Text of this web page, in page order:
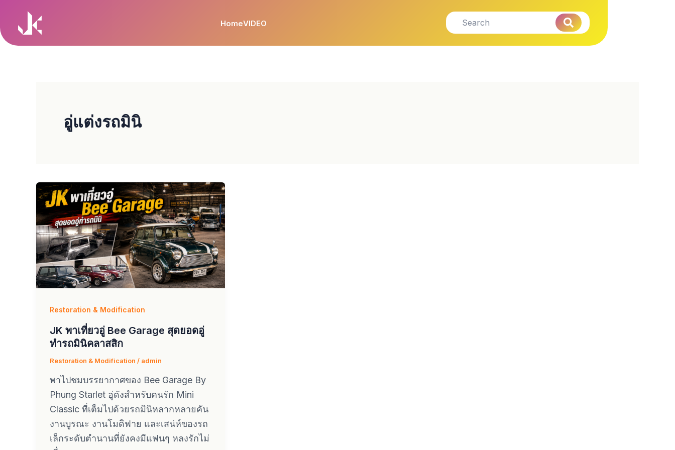
content
HomeVIDEO
อู่แต่งรถมินิ
Restoration & Modification
JK พาเที่ยวอู่ Bee Garage สุดยอดอู่
ทำรถมินิคลาสสิก
Restoration & Modification / admin
พาไปชมบรรยากาศของ Bee Garage By
Phung Starlet อู่ดังสำหรับคนรัก Mini
Classic ที่เต็มไปด้วยรถมินิหลากหลายคัน
งานบูรณะ งานโมดิฟาย และเสน่ห์ของรถ
เล็กระดับตำนานที่ยังคงมีแฟนๆ หลงรักไม่